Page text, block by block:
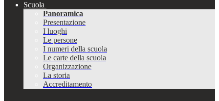
Scuola
Panoramica
Presentazione
I luoghi
Le persone
I numeri della scuola
Le carte della scuola
Organizzazione
La storia
Accreditamento